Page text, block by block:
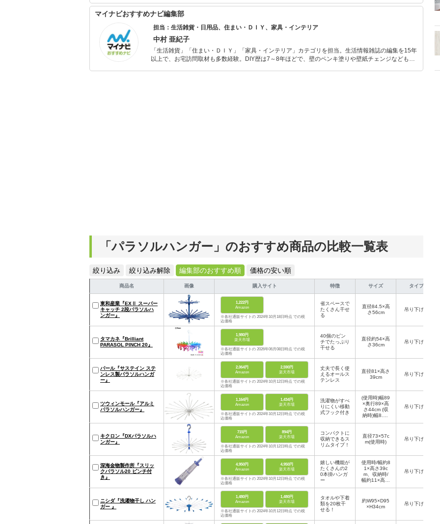
けで2014年から株式会社ハート・コードに入社。家事代行、整理収納のプロとして実績を重ねる。 の
べ800件以上のお宅にて掃除や片付けの現場を経験。現在も掃除やお片付けでお困りのお宅にて現場作
ーとしてお客様対応、スタッフ育成業務に携わる。大手住宅メーカー等で講師としても活躍中。 クリ
ンネスト2級認定講座では自身の体験や現場経験を生かしお掃除の基本となる考え方の他、忙しい現代
女性のお悩み解決のために仕事や育児と家事の両立を実現するお掃除方法をお伝えしている。
マイナビおすすめナビ編集部
担当：生活雑貨・日用品、住まい・ＤＩＹ、家具・インテリア
中村 亜紀子
「生活雑貨」「住まい・ＤＩＹ」「家具・インテリア」カテゴリを担当。生活情報雑誌の編集を15年
以上で、お宅訪問取材も多数経験。DIY歴は7～8年ほどで、壁のペンキ塗りや壁紙チェンジなどもチ
「パラソルハンガー」のおすすめ商品の比較一覧表
絞り込み 絞り込み解除 編集部のおすすめ順 価格の安い順
商品名 画像 購入サイト 特徴 サイズ タイプ
東和産業『EXⅡ スーパー
キャッチ 2段パラソルハ
ンガー』
1,222円
Amazon
※各社通販サイトの 2024年10月18日時点 での税
込価格
省スペースで
たくさん干せ
る
直径84.5×高
さ56cm
吊り下げ型
タマカネ『Brilliant
PARASOL PINCH 20』
1,980円
楽天市場
※各社通販サイトの 2026年06月08日時点 での税
込価格
40個のピン
チでたっぷり
干せる
直径約54×高
さ36cm
吊り下げ型
パール『サステイン ステ
ンレス製パラソルハンガ
ー』
2,064円
Amazon
2,590円
楽天市場
※各社通販サイトの 2024年10月12日時点 での税
込価格
丈夫で長く使
えるオールス
テンレス
直径81×高さ
39cm
吊り下げ型
ツウィンモール『アルミ
パラソルハンガー』
1,164円
Amazon
1,434円
楽天市場
※各社通販サイトの 2024年10月12日時点 での税
込価格
洗濯物がすべ
りにくい移動
式フック付き
(使用時)幅89
×奥行89×高
さ44cm (収
納時)幅8.5×
吊り下げ型
キクロン『DXパラソルハ
ンガー』
715円
Amazon
894円
楽天市場
※各社通販サイトの 2024年10月12日時点 での税
込価格
コンパクトに
収納できるス
リムタイプ！
直径73×57c
m(使用時)
吊り下げ型
深海金物製作所『スリッ
クパラソル20 ピンチ付
き』
4,950円
Amazon
4,950円
楽天市場
※各社通販サイトの 2024年10月12日時点 での税
込価格
嬉しい機能が
たくさんの2
0本掛ハンガ
ー
使用時/幅約8
1×高さ39c
m、収納時/
幅約11×高さ
吊り下げ型
ニシダ『洗濯物干し ハン
ガー 』
1,480円
Amazon
1,480円
楽天市場
※各社通販サイトの 2024年10月12日時点 での税
込価格
タオルや下着
類を20枚干
せる！
約W95×D95
×H34cm
吊り下げ型